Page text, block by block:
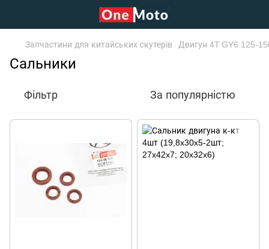
Запчастини для китайських скутерів Двигун 4Т GY6 125-
Сальники
Фільтр За популярністю